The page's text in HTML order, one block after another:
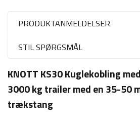
PRODUKTANMELDELSER
STIL SPØRGSMÅL
KNOTT KS30 Kuglekobling
3000 kg trailer med en 35-50
trækstang